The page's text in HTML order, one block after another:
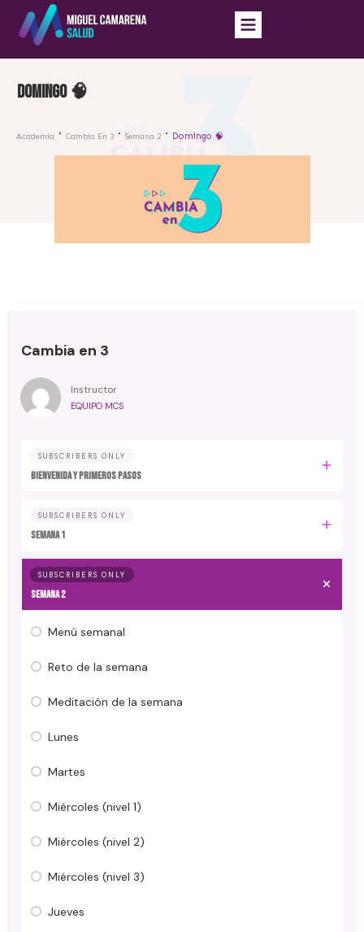
Domingo 🧠
Academia Cambia En 3 Semana 2 Domingo 🧠
Cambia en 3
Instructor
EQUIPO MCS
SUBSCRIBERS ONLY
Bienvenida y primeros pasos
SUBSCRIBERS ONLY
Semana 1
SUBSCRIBERS ONLY
Semana 2
Menú semanal
Reto de la semana
Meditación de la semana
Lunes
Martes
Miércoles (nivel 1)
Miércoles (nivel 2)
Miércoles (nivel 3)
Jueves